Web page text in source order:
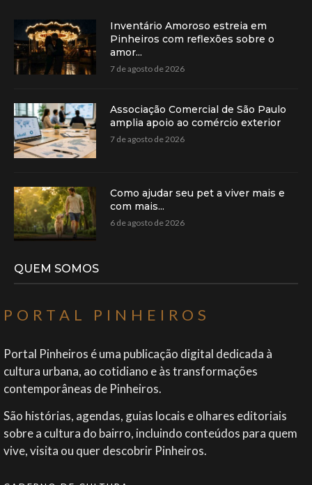
Inventário Amoroso estreia em
Pinheiros com reflexões sobre o
amor...
7 de agosto de 2026
Associação Comercial de São Paulo
amplia apoio ao comércio exterior
7 de agosto de 2026
Como ajudar seu pet a viver mais e
com mais...
6 de agosto de 2026
QUEM SOMOS
PORTAL PINHEIROS
Portal Pinheiros é uma publicação digital dedicada à
cultura urbana, ao cotidiano e às transformações
contemporâneas de Pinheiros.
São histórias, agendas, guias locais e olhares editoriais
sobre a cultura do bairro, incluindo conteúdos para quem
vive, visita ou quer descobrir Pinheiros.